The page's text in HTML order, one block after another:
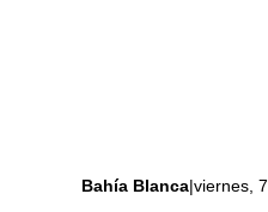
Bahía Blanca|viernes,